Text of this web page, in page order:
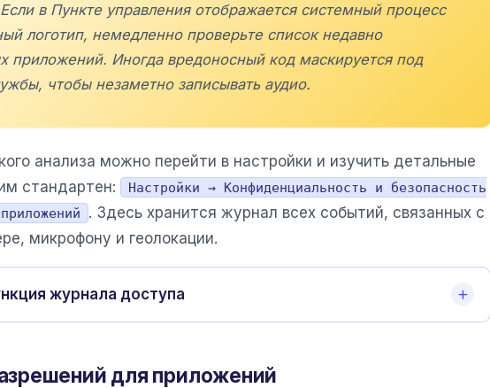
Если в Пункте управления отображается системный процесс
логотип, немедленно проверьте список недавно
приложений. Иногда вредоносный код маскируется под
чтобы незаметно записывать аудио.
анализа можно перейти в настройки и изучить детальные
стандартен:
Настройки → Конфиденциальность и безопасность
. Здесь хранится журнал всех событий, связанных с
микрофону и геолокации.
журнала доступа
для приложений